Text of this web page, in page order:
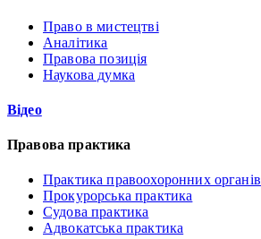
Право в мистецтві
Аналітика
Правова позиція
Наукова думка
Відео
Правова практика
Практика правоохоронних органів
Прокурорська практика
Судова практика
Адвокатська практика